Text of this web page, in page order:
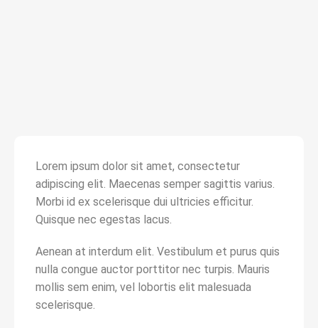
Lorem ipsum dolor sit amet, consectetur
adipiscing elit. Maecenas semper sagittis varius.
Morbi id ex scelerisque dui ultricies efficitur.
Quisque nec egestas lacus.
Aenean at interdum elit. Vestibulum et purus quis
nulla congue auctor porttitor nec turpis. Mauris
mollis sem enim, vel lobortis elit malesuada
scelerisque.